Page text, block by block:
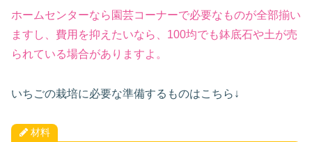
ホームセンターなら園芸コーナーで必要なものが全部揃い
ますし、費用を抑えたいなら、100均でも鉢底石や土が売
られている場合がありますよ。
いちごの栽培に必要な準備するものはこちら↓
材料